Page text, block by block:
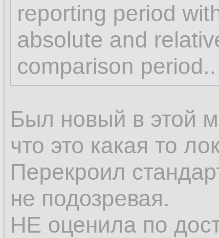
reporting period
absolute and
comparison period..
Был новый в этой
что это какая то
Перекроил
не подозревая.
НЕ оценила по